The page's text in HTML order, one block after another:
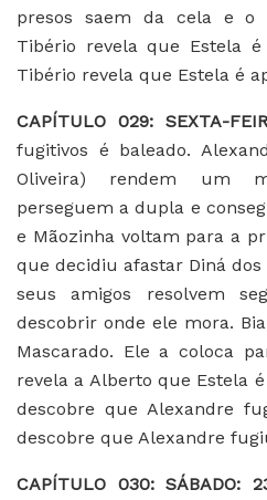
presos saem da cela e o
Tibério revela que Estela
Tibério revela que Estela é
CAPÍTULO 029: SEXTA-
fugitivos é baleado.
Oliveira) rendem um
perseguem a dupla e
e Mãozinha voltam para a
que decidiu afastar Diná dos
seus amigos resolvem
descobrir onde ele mora.
Mascarado. Ele a coloca
revela a Alberto que Estela
descobre que Alexandre
descobre que Alexandre
CAPÍTULO 030: SÁBADO: